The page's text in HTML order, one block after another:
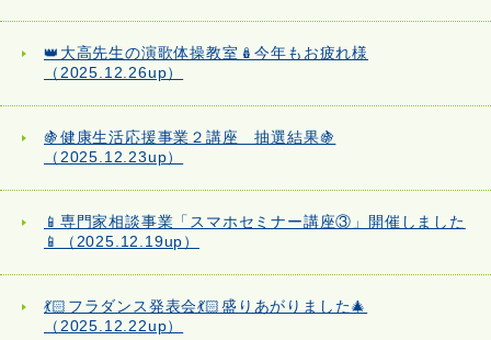
👑大高先生の演歌体操教室🪆今年もお疲れ様
（2025.12.26up）
🍇健康生活応援事業２講座 抽選結果🍇
（2025.12.23up）
📱専門家相談事業「スマホセミナー講座③」開催しました
📱（2025.12.19up）
💃🏻フラダンス発表会💃🏻盛りあがりました🎄
（2025.12.22up）